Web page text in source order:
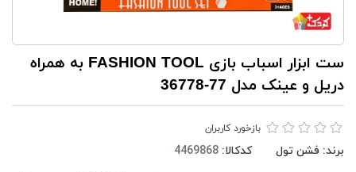
ست ابزار اسباب بازی FASHION TOOL به همراه
دريل و عینک مدل 77-36778
بازخورد کاربران
برند: فشن تول کدکالا: